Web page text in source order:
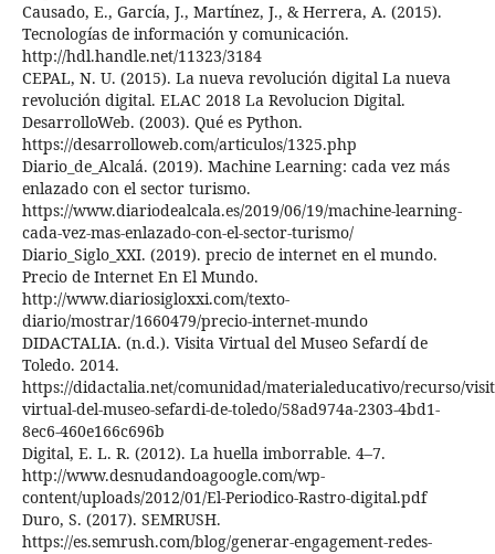
Causado, E., García, J., Martínez, J., & Herrera, A. (2015).
Tecnologías de información y comunicación.
http://hdl.handle.net/11323/3184
CEPAL, N. U. (2015). La nueva revolución digital La nueva
revolución digital. ELAC 2018 La Revolucion Digital.
DesarrolloWeb. (2003). Qué es Python.
https://desarrolloweb.com/articulos/1325.php
Diario_de_Alcalá. (2019). Machine Learning: cada vez más
enlazado con el sector turismo.
https://www.diariodealcala.es/2019/06/19/machine-learning-
cada-vez-mas-enlazado-con-el-sector-turismo/
Diario_Siglo_XXI. (2019). precio de internet en el mundo.
Precio de Internet En El Mundo.
http://www.diariosigloxxi.com/texto-
diario/mostrar/1660479/precio-internet-mundo
DIDACTALIA. (n.d.). Visita Virtual del Museo Sefardí de
Toledo. 2014.
https://didactalia.net/comunidad/materialeducativo/recurso/
virtual-del-museo-sefardi-de-toledo/58ad974a-2303-4bd1-
8ec6-460e166c696b
Digital, E. L. R. (2012). La huella imborrable. 4–7.
http://www.desnudandoagoogle.com/wp-
content/uploads/2012/01/El-Periodico-Rastro-digital.pdf
Duro, S. (2017). SEMRUSH.
https://es.semrush.com/blog/generar-engagement-redes-